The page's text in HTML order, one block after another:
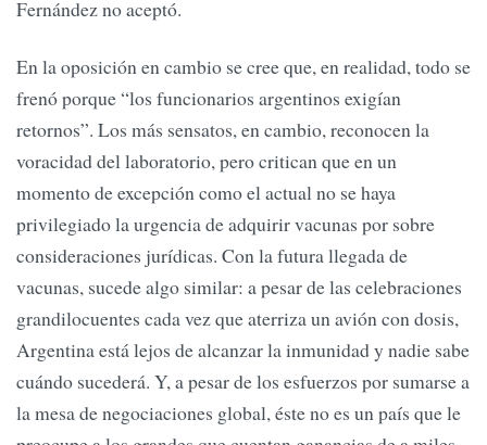
Fernández no aceptó.
En la oposición en cambio se cree que, en realidad, todo se
frenó porque “los funcionarios argentinos exigían
retornos”. Los más sensatos, en cambio, reconocen la
voracidad del laboratorio, pero critican que en un
momento de excepción como el actual no se haya
privilegiado la urgencia de adquirir vacunas por sobre
consideraciones jurídicas. Con la futura llegada de
vacunas, sucede algo similar: a pesar de las celebraciones
grandilocuentes cada vez que aterriza un avión con dosis,
Argentina está lejos de alcanzar la inmunidad y nadie sabe
cuándo sucederá. Y, a pesar de los esfuerzos por sumarse a
la mesa de negociaciones global, éste no es un país que le